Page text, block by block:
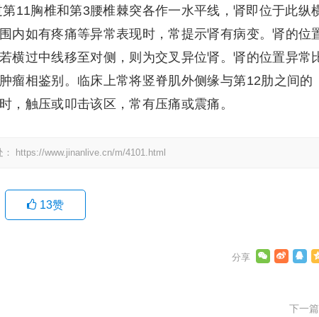
11胸椎和第3腰椎棘突各作一水平线，肾即位于此纵
内如有疼痛等异常表现时，常提示肾有病变。肾的位
横过中线移至对侧，则为交叉异位肾。肾的位置异常
瘤相鉴别。临床上常将竖脊肌外侧缘与第12肋之间的
，触压或叩击该区，常有压痛或震痛。
https://www.jinanlive.cn/m/4101.html
13赞
下一篇